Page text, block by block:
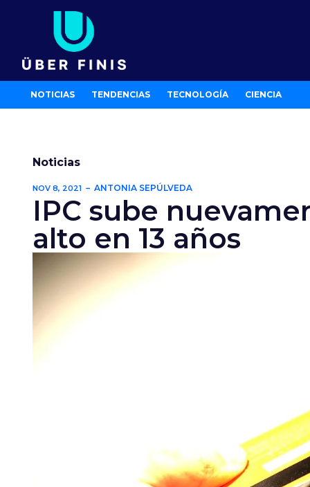
NOTICIAS TENDENCIAS TECNOLOGÍA CIENCIA
Noticias
NOV 8, 2021 ANTONIA SEPÚLVEDA
IPC sube
alto en 13 años